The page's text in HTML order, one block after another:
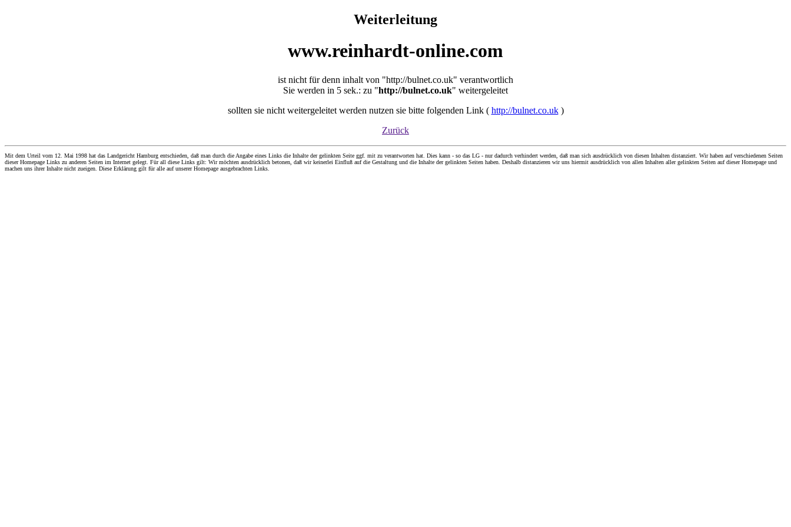
Weiterleitung
www.reinhardt-online.com
ist nicht für denn inhalt von "http://bulnet.co.uk" verantwortlich
Sie werden in 5 sek.: zu "http://bulnet.co.uk" weitergeleitet
sollten sie nicht weitergeleitet werden nutzen sie bitte folgenden Link ( http://bulnet.co.uk)
Zurück
Mit dem Urteil vom 12. Mai 1998 hat das Landgericht Hamburg entschieden, daß man durch die Angabe eines Links die Inhalte der gelinkten Seite ggf. mit zu verantworten hat. Dies kann - so das LG - nur dadurch verhindert werden, daß man sich ausdrücklich von diesen Inhalten distanziert. Wir haben auf verschiedenen Seiten
dieser Homepage Links zu anderen Seiten im Internet gelegt. Für all diese Links gilt: Wir möchten ausdrücklich betonen, daß wir keinerlei Einfluß auf die Gestaltung und die Inhalte der gelinkten Seiten haben. Deshalb distanzieren wir uns hiermit ausdrücklich von allen Inhalten aller gelinkten Seiten auf dieser Homepage und
machen uns ihrer Inhalte nicht zueigen. Diese Erklärung gilt für alle auf unserer Homepage ausgebrachten Links.